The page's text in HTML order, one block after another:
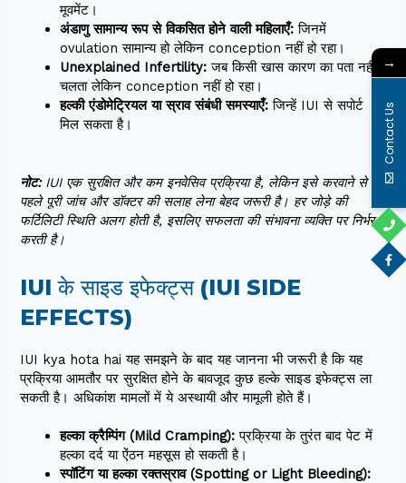
मूवमेंट।
अंडाणु सामान्य रूप से विकसित होने वाली महिलाएँ:जिनमें
ovulation सामान्य हो लेकिन conception नहीं हो रहा।
Unexplained Infertility: जब किसी खास कारण का पता नहीं
चलता लेकिन conception नहीं हो रहा।
हल्की एंडोमेट्रियल या स्राव संबंधी समस्याएँ:जिन्हें IUI से सपोर्ट
मिल सकता है।
नोट:IUI एक सुरक्षित और कम इनवेसिव प्रक्रिया है, लेकिन इसे करवाने से
पहले पूरी जांच और डॉक्टर की सलाह लेना बेहद जरूरी है। हर जोड़े की
फर्टिलिटी स्थिति अलग होती है, इसलिए सफलता की संभावना व्यक्ति पर निर्भर
करती है।
IUI के साइड इफेक्ट्स (IUI SIDE
EFFECTS)
IUI kya hota hai यह समझने के बाद यह जानना भी जरूरी है कि यह
प्रक्रिया आमतौर पर सुरक्षित होने के बावजूद कुछ हल्के साइड इफेक्ट्स ला
सकती है। अधिकांश मामलों में ये अस्थायी और मामूली होते हैं।
हल्का क्रैम्पिंग (Mild Cramping):प्रक्रिया के तुरंत बाद पेट में
हल्का दर्द या ऐंठन महसूस हो सकती है।
स्पॉटिंग या हल्का रक्तस्राव (Spotting or Light Bleeding):
→
Contact Us